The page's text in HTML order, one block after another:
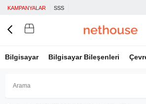
KAMPANYALAR SSS
Bilgisayar Bilgisayar Bileşenleri